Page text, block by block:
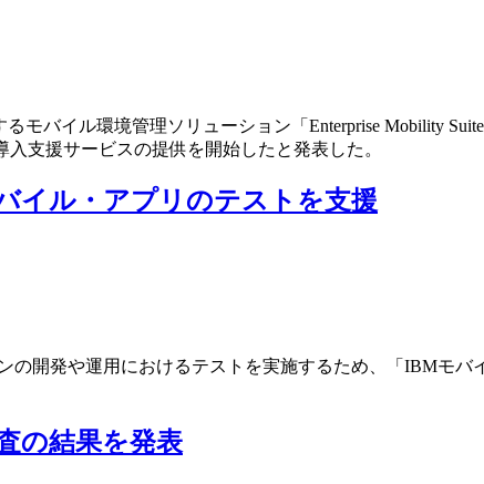
モバイル環境管理ソリューション「Enterprise Mobility
支援サービスの提供を開始したと発表した。
イル・アプリのテストを支援
開発や運用におけるテストを実施するため、「IBMモバ
の結果を発表